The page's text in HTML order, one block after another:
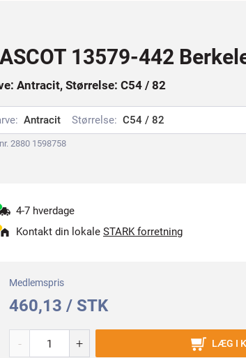
13579-442
Antracit, Størrelse: C54 / 82
Antracit Størrelse: C54 / 82
2880 1598758
4-7 hverdage
Kontakt din lokale STARK forretning
Medlemspris
460,13 / STK
- + LÆG I